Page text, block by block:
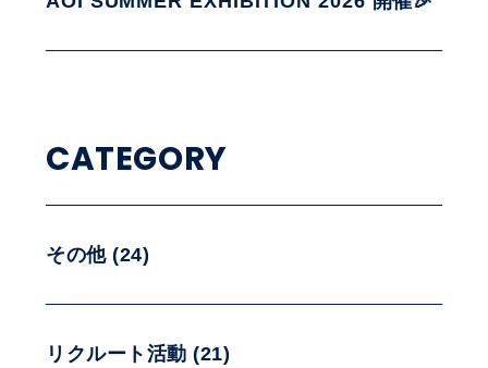
CATEGORY
その他 (24)
リクルート活動 (21)